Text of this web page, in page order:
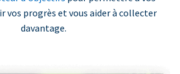
vos progrès et vous aider à collecter
davantage.